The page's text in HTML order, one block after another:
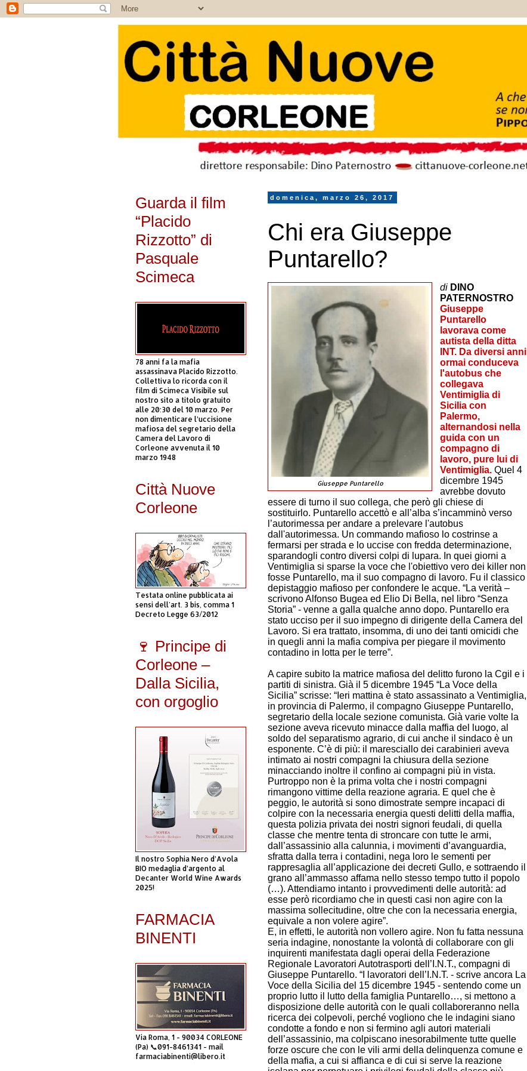
domenica, marzo 26, 2017
Chi era Giuseppe
Puntarello?
Giuseppe Puntarello
di DINO
PATERNOSTRO
Giuseppe
Puntarello
lavorava come
autista della ditta
INT. Da diversi anni
ormai conduceva
l'autobus che
collegava
Ventimiglia di
Sicilia con
Palermo,
alternandosi nella
guida con un
compagno di
lavoro, pure lui di
Ventimiglia.Quel 4
dicembre 1945
avrebbe dovuto
essere di turno il suo collega, che però gli chiese di
sostituirlo. Puntarello accettò e all’alba s’incamminò verso
l’autorimessa per andare a prelevare l'autobus
dall'autorimessa. Un commando mafioso lo costrinse a
fermarsi per strada e lo uccise con fredda determinazione,
sparandogli contro diversi colpi di lupara. In quei giorni a
Ventimiglia si sparse la voce che l'obiettivo vero dei killer non
fosse Puntarello, ma il suo compagno di lavoro. Fu il classico
depistaggio mafioso per confondere le acque. “La verità –
scrivono Alfonso Bugea ed Elio Di Bella, nel libro “Senza
Storia” - venne a galla qualche anno dopo. Puntarello era
stato ucciso per il suo impegno di dirigente della Camera del
Lavoro. Si era trattato, insomma, di uno dei tanti omicidi che
in quegli anni la mafia compiva per piegare il movimento
contadino in lotta per le terre”.
A capire subito la matrice mafiosa del delitto furono la Cgil e i
partiti di sinistra. Già il 5 dicembre 1945 “La Voce della
Sicilia” scrisse: “Ieri mattina è stato assassinato a Ventimiglia,
in provincia di Palermo, il compagno Giuseppe Puntarello,
segretario della locale sezione comunista. Già varie volte la
sezione aveva ricevuto minacce dalla maffia del luogo, al
soldo del separatismo agrario, di cui anche il sindaco è un
esponente. C’è di più: il maresciallo dei carabinieri aveva
intimato ai nostri compagni la chiusura della sezione
minacciando inoltre il confino ai compagni più in vista.
Purtroppo non è la prima volta che i nostri compagni
rimangono vittime della reazione agraria. E quel che è
peggio, le autorità si sono dimostrate sempre incapaci di
colpire con la necessaria energia questi delitti della maffia,
questa polizia privata dei nostri signori feudali, di quella
classe che mentre tenta di stroncare con tutte le armi,
dall’assassinio alla calunnia, i movimenti d’avanguardia,
sfratta dalla terra i contadini, nega loro le sementi per
rappresaglia all’applicazione dei decreti Gullo, e sottraendo il
grano all’ammasso affama nello stesso tempo tutto il popolo
(…). Attendiamo intanto i provvedimenti delle autorità: ad
esse però ricordiamo che in questi casi non agire con la
massima sollecitudine, oltre che con la necessaria energia,
equivale a non volere agire”.
E, in effetti, le autorità non vollero agire. Non fu fatta nessuna
seria indagine, nonostante la volontà di collaborare con gli
inquirenti manifestata dagli operai della Federazione
Regionale Lavoratori Autotrasporti dell’I.N.T., compagni di
Giuseppe Puntarello. “I lavoratori dell’I.N.T. - scrive ancora La
Voce della Sicilia del 15 dicembre 1945 - sentendo come un
proprio lutto il lutto della famiglia Puntarello…, si mettono a
disposizione delle autorità con le quali collaboreranno nella
ricerca dei colpevoli, perché vogliono che le indagini siano
condotte a fondo e non si fermino agli autori materiali
dell’assassinio, ma colpiscano inesorabilmente tutte quelle
forze oscure che con le vili armi della delinquenza comune e
della mafia, a cui si affianca e di cui si serve la reazione
Guarda il film
“Placido
Rizzotto” di
Pasquale
Scimeca
78 anni fa la mafia
assassinava Placido Rizzotto.
Collettiva lo ricorda con il
film di Scimeca Visibile sul
nostro sito a titolo gratuito
alle 20:30 del 10 marzo. Per
non dimenticare l’uccisione
mafiosa del segretario della
Camera del Lavoro di
Corleone avvenuta il 10
marzo 1948
Città Nuove
Corleone
Testata online pubblicata ai
sensi dell'art. 3 bis, comma 1
Decreto Legge 63/2012
🍷 Principe di
Corleone –
Dalla Sicilia,
con orgoglio
Il nostro Sophia Nero d’Avola
BIO medaglia d’argento al
Decanter World Wine Awards
2025!
FARMACIA
BINENTI
Via Roma, 1 - 90034 CORLEONE
(Pa) 📞091-8461341 - mail
farmaciabinenti@libero.it